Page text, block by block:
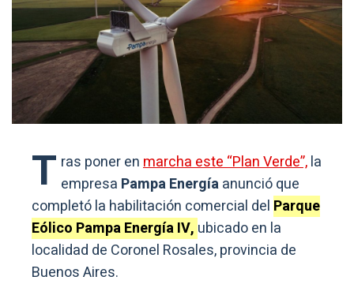
T ras poner enmarcha este “Plan Verde”,la
empresa Pampa Energíaanunció que
completó la habilitación comercial del Parque
Eólico Pampa Energía IV, ubicado en la
localidad de Coronel Rosales, provincia de
Buenos Aires.